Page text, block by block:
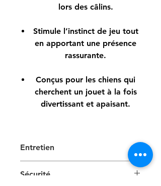
lors des câlins.
Stimule l’instinct de jeu tout
en apportant une présence
rassurante.
Conçus pour les chiens qui
cherchent un jouet à la fois
divertissant et apaisant.
Entretien
Sécurité